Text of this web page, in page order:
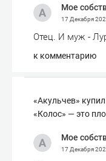
Мое
17 Декабря
Отец. И муж -
к комментарию
«Акульчев»
«Колос» — это
Мое
17 Декабря